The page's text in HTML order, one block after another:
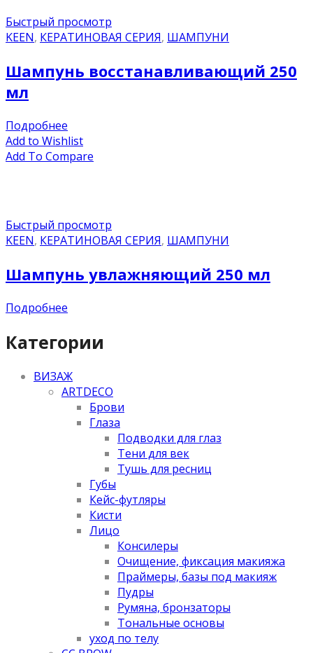
Быстрый просмотр
KEEN, КЕРАТИНОВАЯ СЕРИЯ, ШАМПУНИ
Шампунь восстанавливающий 250
мл
Подробнее
Add to Wishlist
Add To Compare
Быстрый просмотр
KEEN, КЕРАТИНОВАЯ СЕРИЯ, ШАМПУНИ
Шампунь увлажняющий 250 мл
Подробнее
Категории
ВИЗАЖ
ARTDECO
Брови
Глаза
Подводки для глаз
Тени для век
Тушь для ресниц
Губы
Кейс-футляры
Кисти
Лицо
Консилеры
Очищение, фиксация макияжа
Праймеры, базы под макияж
Пудры
Румяна, бронзаторы
Тональные основы
уход по телу